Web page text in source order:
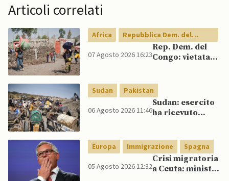
Articoli correlati
Africa
Repubblica Dem. del
Congo
07 Agosto 2026 16:23
Rep. Dem. del
Congo: vietata
rame e cobalto
Sudan Pakistan
06 Agosto 2026 11:46
Sudan: esercito
ha ricevuto
Pakistan
Europa Immigrazione Spagna
05 Agosto 2026 12:32
Crisi migratoria
a Ceuta: ministri